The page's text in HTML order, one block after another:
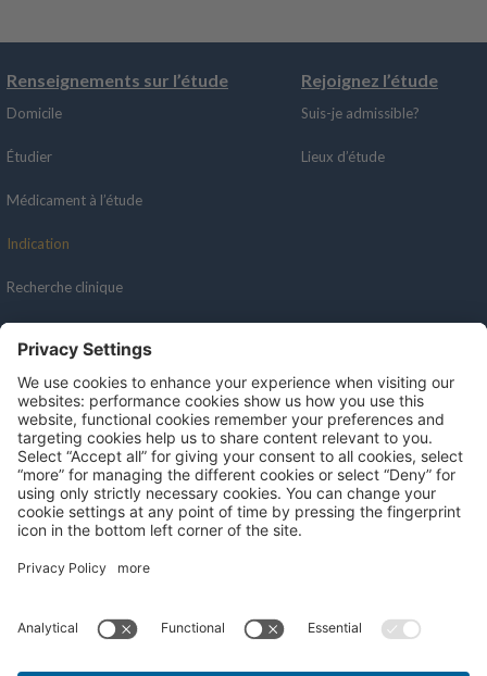
Renseignements sur l’étude
Domicile
Étudier
Médicament à l’étude
Indication
Recherche clinique
Rejoignez l’étude
Suis-je admissible?
Lieux d’étude
Recursos
Portail des patients
Professionnels de la santé
Politique de confidentialité Termes et conditions